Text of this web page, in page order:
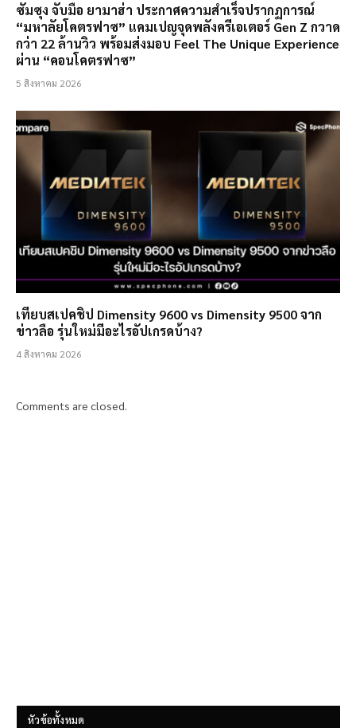
ซัมซุง จับมือ ยามาฮ่า ประกาศความสำเร็จปรากฏการณ์
“มหาลัยโคตรฟาซ” แคมเปญจุดพลังครีเอเตอร์ Gen Z กวาด
กว่า 22 ล้านวิว พร้อมส่งมอบ Feel The Unique Experience
ผ่าน “คอนโคตรฟาซ”
5 สิงหาคม 2026
เทียบสเปคชิป Dimensity 9600 vs Dimensity 9500 จาก
ข่าวลือ รุ่นใหม่มีอะไรอัปเกรดบ้าง?
4 สิงหาคม 2026
Comments are closed.
หัวข้อทั้งหมด